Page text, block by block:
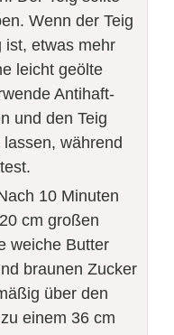
Wenn der Teig
ist, etwas mehr
leicht geölte
Antihaft-
und den Teig
während
10 Minuten
cm großen
weiche Butter
braunen Zucker
über den
einem 36 cm